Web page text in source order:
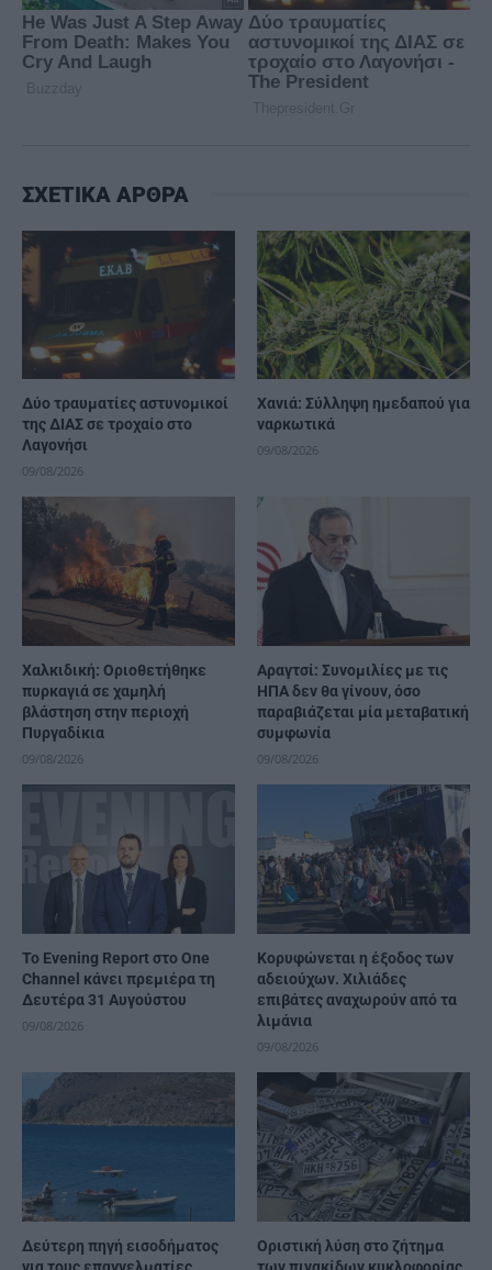
ΣΧΕΤΙΚΑ ΑΡΘΡΑ
Δύο τραυματίες αστυνομικοί
της ΔΙΑΣ σε τροχαίο στο
Λαγονήσι
09/08/2026
Χανιά: Σύλληψη ημεδαπού για
ναρκωτικά
09/08/2026
Χαλκιδική: Οριοθετήθηκε
πυρκαγιά σε χαμηλή
βλάστηση στην περιοχή
Πυργαδίκια
09/08/2026
Αραγτσί: Συνομιλίες με τις
ΗΠΑ δεν θα γίνουν, όσο
παραβιάζεται μία μεταβατική
συμφωνία
09/08/2026
Το Evening Report στο One
Channel κάνει πρεμιέρα τη
Δευτέρα 31 Αυγούστου
09/08/2026
Κορυφώνεται η έξοδος των
αδειούχων. Χιλιάδες
επιβάτες αναχωρούν από τα
λιμάνια
09/08/2026
Δεύτερη πηγή εισοδήματος
για τους επαγγελματίες
Οριστική λύση στο ζήτημα
των πινακίδων κυκλοφορίας.